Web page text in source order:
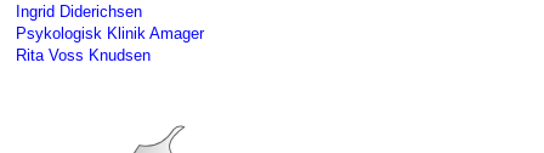
Ingrid Diderichsen
Psykologisk Klinik Amager
Rita Voss Knudsen